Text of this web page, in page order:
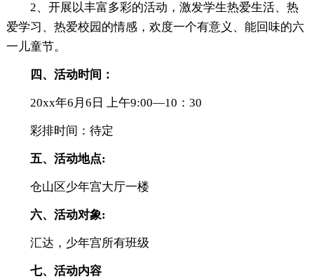
2、开展以丰富多彩的活动，激发学生热爱生活、热
爱学习、热爱校园的情感，欢度一个有意义、能回味的六
一儿童节。
四、活动时间：
20xx年6月6日 上午9:00—10：30
彩排时间：待定
五、活动地点:
仓山区少年宫大厅一楼
六、活动对象:
汇达，少年宫所有班级
七、活动内容